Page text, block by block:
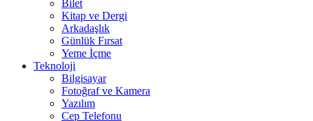
Bilet
Kitap ve Dergi
Arkadaşlık
Günlük Fırsat
Yeme İçme
Teknoloji
Bilgisayar
Fotoğraf ve Kamera
Yazılım
Cep Telefonu